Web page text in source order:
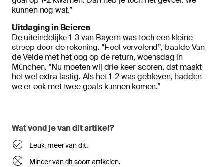
kunnen nog wat.”
Uitdaging in Beieren
De uiteindelijke 1-3 van Bayern was toch een kleine
streep door de rekening. "Heel vervelend”, baalde Van
de Velde met het oog op de return, woensdag in
München. "Nu moeten wij drie keer scoren, dat maakt
het wel extra lastig. Als het 1-2 was gebleven, hadden
we er ook met twee goals kunnen komen.”
Wat vond je van dit artikel?
Leuk, meer van dit.
Minder van dit soort artikelen.